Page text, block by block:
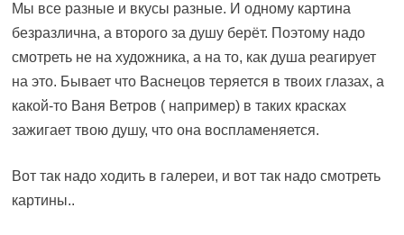
Мы все разные и вкусы разные. И одному картина
безразлична, а второго за душу берёт. Поэтому надо
смотреть не на художника, а на то, как душа реагирует
на это. Бывает что Васнецов теряется в твоих глазах, а
какой-то Ваня Ветров ( например) в таких красках
зажигает твою душу, что она воспламеняется.
Вот так надо ходить в галереи, и вот так надо смотреть
картины..